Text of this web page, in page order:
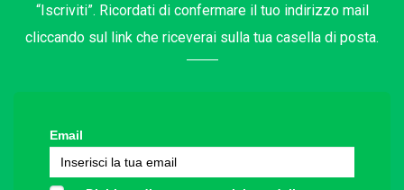
“Iscriviti”. Ricordati di confermare il tuo indirizzo mail
cliccando sul link che riceverai sulla tua casella di posta.
Email